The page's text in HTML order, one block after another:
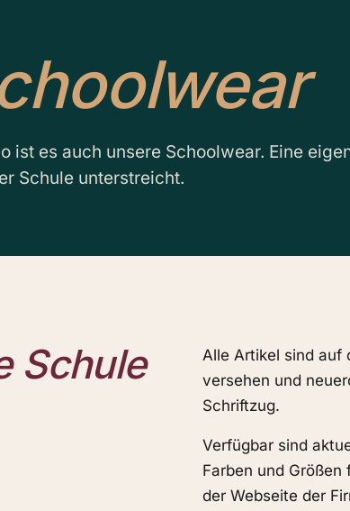
ist es auch unsere Schoolwear. Eine
Schule unterstreicht.
Schule
Alle Artikel sind auf
versehen und
Schriftzug.
Verfügbar sind
Farben und Größen
der Webseite der